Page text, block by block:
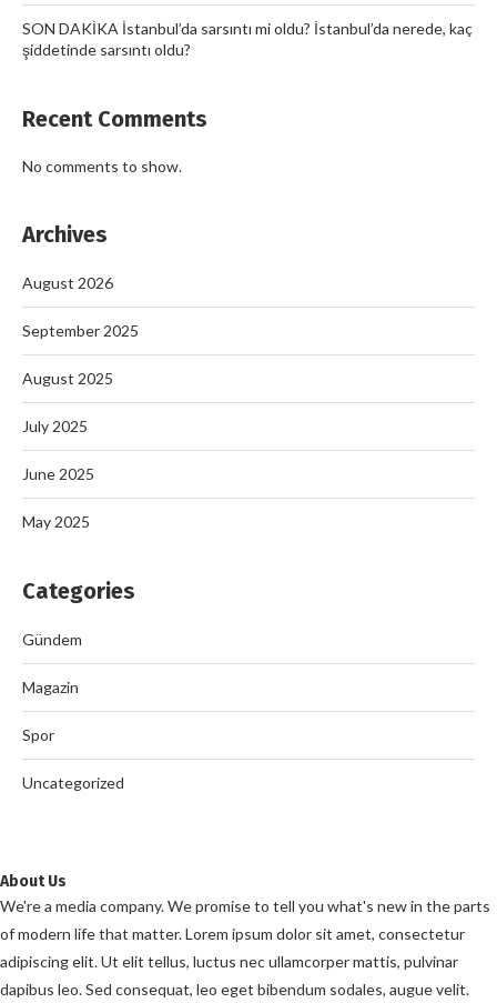
SON DAKİKA İstanbul’da sarsıntı mi oldu? İstanbul’da nerede, kaç
şiddetinde sarsıntı oldu?
Recent Comments
No comments to show.
Archives
August 2026
September 2025
August 2025
July 2025
June 2025
May 2025
Categories
Gündem
Magazin
Spor
Uncategorized
About Us
We're a media company. We promise to tell you what's new in the parts
of modern life that matter. Lorem ipsum dolor sit amet, consectetur
adipiscing elit. Ut elit tellus, luctus nec ullamcorper mattis, pulvinar
dapibus leo. Sed consequat, leo eget bibendum sodales, augue velit.